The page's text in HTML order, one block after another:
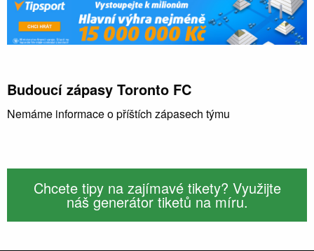
Budoucí zápasy Toronto FC
Nemáme informace o příštích zápasech týmu
Chcete tipy na zajímavé tikety? Využijte
náš generátor tiketů na míru.